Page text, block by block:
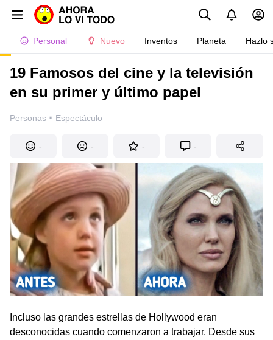
Personal Nuevo Inventos Planeta Hazlo
19 Famosos del cine y la televisión
en su primer y último papel
Personas · Espectáculo
- - - -
Incluso las grandes estrellas de Hollywood eran
desconocidas cuando comenzaron a trabajar. Desde sus